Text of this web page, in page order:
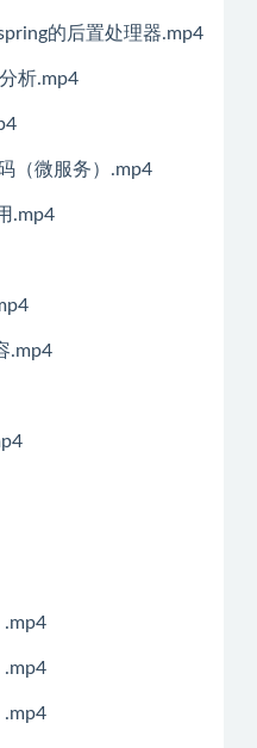
的后置处理器.mp4
析.mp4
（微服务）.mp4
.mp4
.mp4
.mp4
.mp4
.mp4